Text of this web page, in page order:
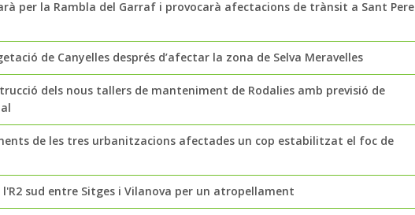
per la Rambla del Garraf i provocarà afectacions de trànsit a Sant Pere
de Canyelles després d’afectar la zona de Selva Meravelles
dels nous tallers de manteniment de Rodalies amb previsió de
de les tres urbanitzacions afectades un cop estabilitzat el foc de
sud entre Sitges i Vilanova per un atropellament